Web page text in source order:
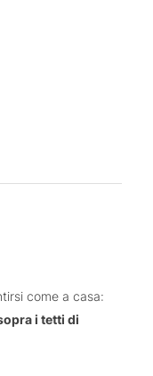
come a casa:
i tetti di